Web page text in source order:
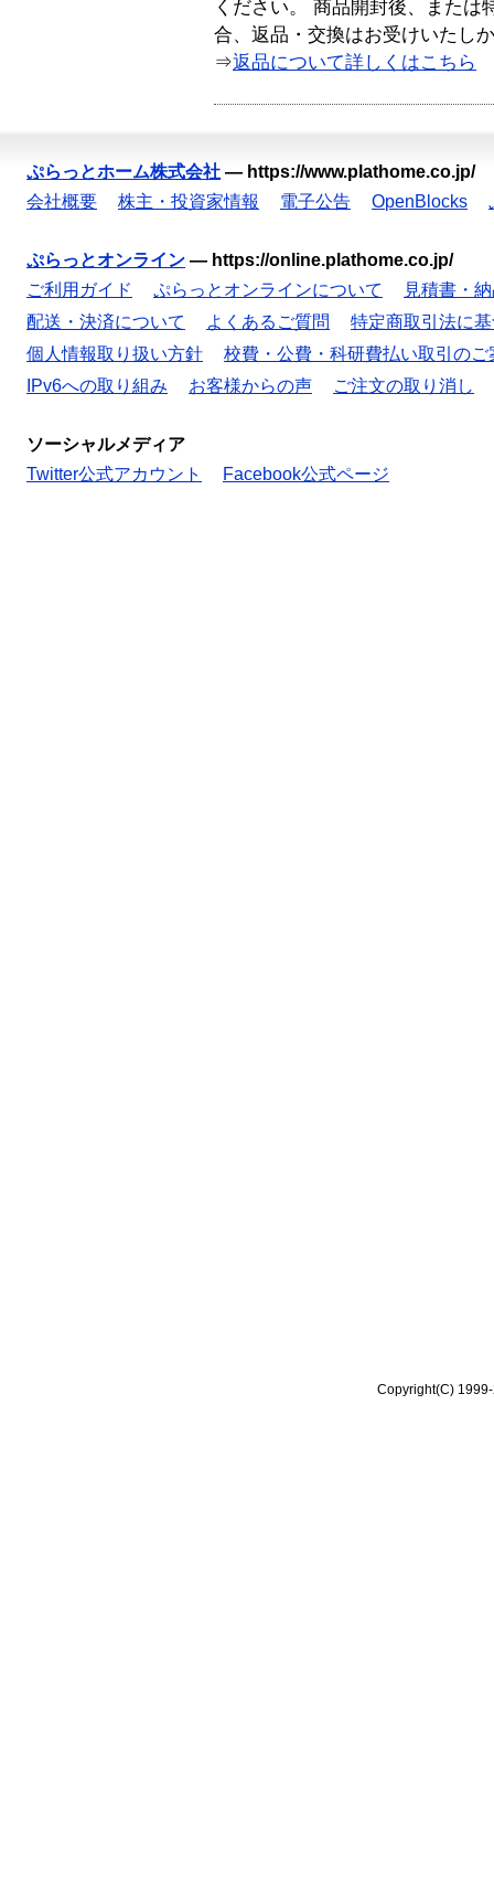
ください。 商品開封後、または
合、返品・交換はお受けいたし
⇒返品について詳しくはこちら
ぷらっとホーム株式会社 — https://www.plathome.co.jp/
会社概要
株主・投資家情報 電子公告 OpenBlocks
ぷらっとオンライン — https://online.plathome.co.jp/
ご利用ガイド
ぷらっとオンラインについて
見積書・
配送・決済について
よくあるご質問
特定商取引法に
個人情報取り扱い方針
校費・公費・科研費払い取引のご
IPv6への取り組み
お客様からの声 ご注文の取り消し
ソーシャルメディア
Twitter公式アカウント
Facebook公式ページ
Copyright(C)